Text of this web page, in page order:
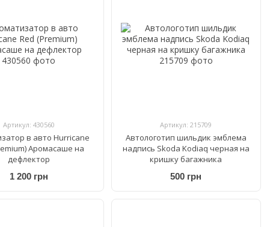
Артикул: 430560
в авто Hurricane
Аромасаше на
дефлектор
1 200 грн
Артикул: 215709
Автологотип шильдик эмблема
надпись Skoda Kodiaq черная на
кришку багажника
500 грн